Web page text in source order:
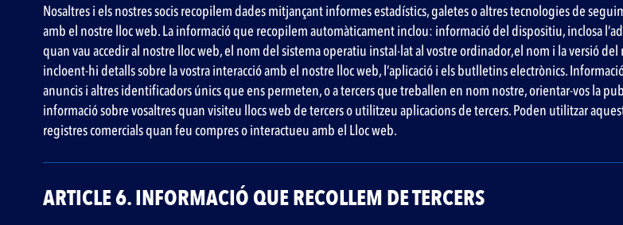
‍Nosaltres i els nostres socis recopilem dades mitjançant informes estadístics, galetes o altres tecnologies de
amb el nostre lloc web. La informació que recopilem automàticament inclou: informació del dispositiu, inclosa
quan vau accedir al nostre lloc web, el nom del sistema operatiu instal·lat al vostre ordinador,el nom i la versió
incloent-hi detalls sobre la vostra interacció amb el nostre lloc web, l’aplicació i els butlletins electrònics.
anuncis i altres identificadors únics que ens permeten, o a tercers que treballen en nom nostre, orientar-vos la
informació sobre vosaltres quan visiteu llocs web de tercers o utilitzeu aplicacions de tercers. Poden utilitzar
registres comercials quan feu compres o interactueu amb el Lloc web.
ARTICLE 6. INFORMACIÓ QUE RECOLLEM DE TERCERS